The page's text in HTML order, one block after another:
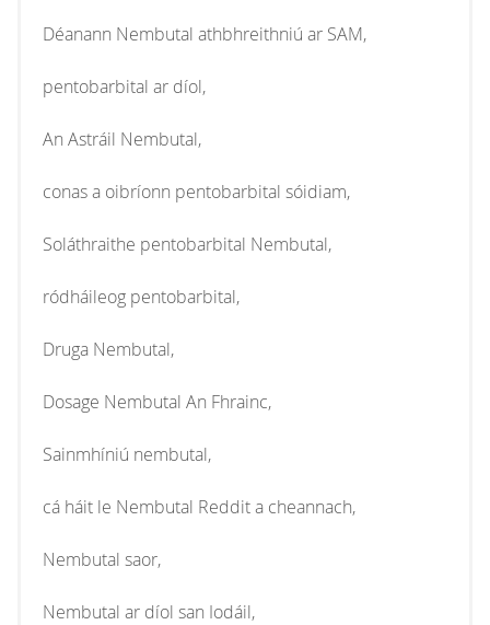
Déanann Nembutal athbhreithniú ar SAM,
pentobarbital ar díol,
An Astráil Nembutal,
conas a oibríonn pentobarbital sóidiam,
Soláthraithe pentobarbital Nembutal,
ródháileog pentobarbital,
Druga Nembutal,
Dosage Nembutal An Fhrainc,
Sainmhíniú nembutal,
cá háit le Nembutal Reddit a cheannach,
Nembutal saor,
Nembutal ar díol san Iodáil,